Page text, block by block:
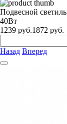
Подвесной
40Вт
1239 руб.1872 руб.
Назад Вперед